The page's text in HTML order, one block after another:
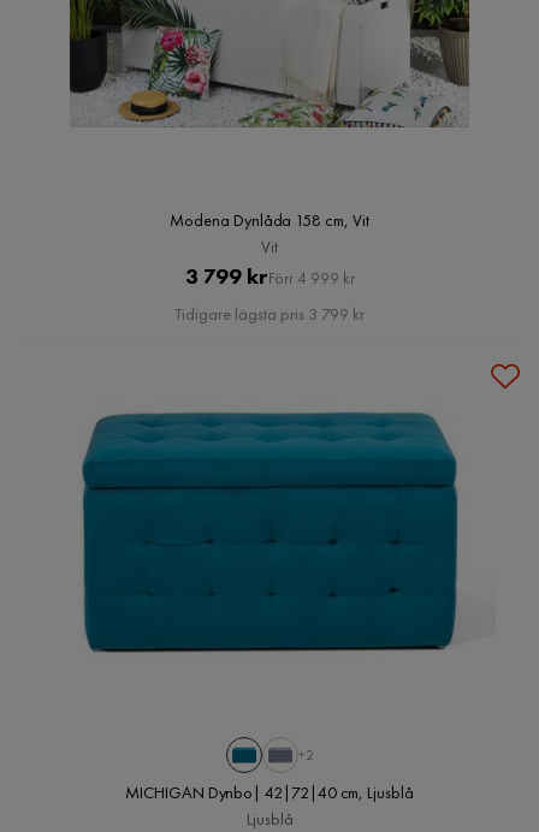
Modena Dynlåda 158 cm, Vit
Vit
Pris
3 799 krOriginal
Pris
Förr 4 999 kr
Tidigare lägsta pris 3 799 kr
+2
MICHIGAN Dynbo| 42|72|40 cm, Ljusblå
Ljusblå